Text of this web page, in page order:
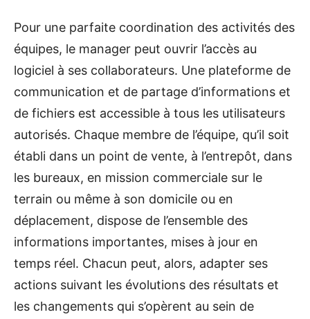
Pour une parfaite coordination des activités des
équipes, le manager peut ouvrir l’accès au
logiciel à ses collaborateurs. Une plateforme de
communication et de partage d’informations et
de fichiers est accessible à tous les utilisateurs
autorisés. Chaque membre de l’équipe, qu’il soit
établi dans un point de vente, à l’entrepôt, dans
les bureaux, en mission commerciale sur le
terrain ou même à son domicile ou en
déplacement, dispose de l’ensemble des
informations importantes, mises à jour en
temps réel. Chacun peut, alors, adapter ses
actions suivant les évolutions des résultats et
les changements qui s’opèrent au sein de